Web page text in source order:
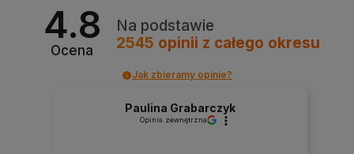
4.8
Ocena
Na podstawie
2545 opinii z całego okresu
Jak zbieramy opinie?
Paulina Grabarczyk
Opinia zewnętrzna